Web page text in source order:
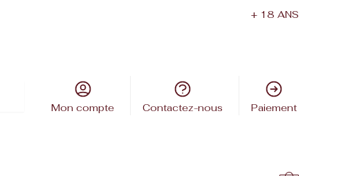
+ 18 ANS
Mon compte Contactez-nous Paiement